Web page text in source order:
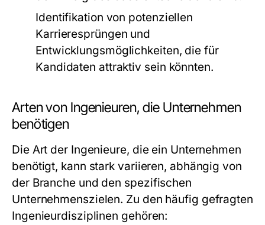
Identifikation von potenziellen
Karrieresprüngen und
Entwicklungsmöglichkeiten, die für
Kandidaten attraktiv sein könnten.
Arten von Ingenieuren, die Unternehmen
benötigen
Die Art der Ingenieure, die ein Unternehmen
benötigt, kann stark variieren, abhängig von
der Branche und den spezifischen
Unternehmenszielen. Zu den häufig gefragten
Ingenieurdisziplinen gehören: